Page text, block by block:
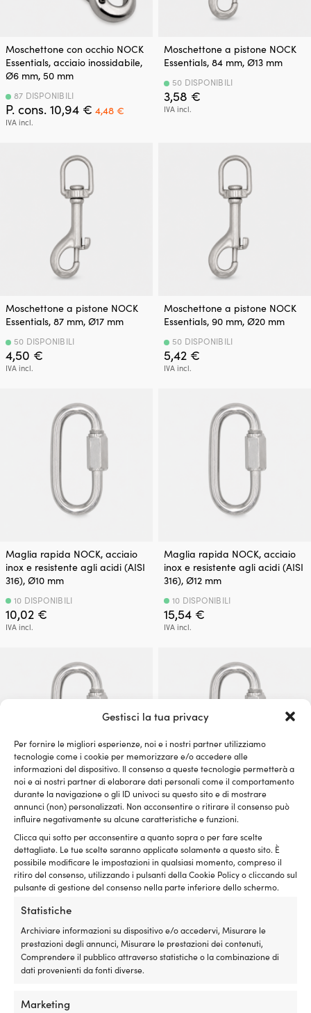
Gestisci la tua privacy
Per fornire le migliori esperienze, noi e i nostri partner utilizziamo
tecnologie come i cookie per memorizzare e/o accedere alle
informazioni del dispositivo. Il consenso a queste tecnologie permetterà a
noi e ai nostri partner di elaborare dati personali come il comportamento
durante la navigazione o gli ID univoci su questo sito e di mostrare
annunci (non) personalizzati. Non acconsentire o ritirare il consenso può
influire negativamente su alcune caratteristiche e funzioni.
Clicca qui sotto per acconsentire a quanto sopra o per fare scelte
dettagliate. Le tue scelte saranno applicate solamente a questo sito. È
possibile modificare le impostazioni in qualsiasi momento, compreso il
ritiro del consenso, utilizzando i pulsanti della Cookie Policy o cliccando sul
pulsante di gestione del consenso nella parte inferiore dello schermo.
Statistiche
Archiviare informazioni su dispositivo e/o accedervi, Misurare le
prestazioni degli annunci, Misurare le prestazioni dei contenuti,
Comprendere il pubblico attraverso statistiche o la combinazione di
dati provenienti da fonti diverse.
Marketing
Moschettone con occhio NOCK
Essentials, acciaio inossidabile,
Ø6 mm, 50 mm
P. cons. 10,94 € Il
prezzo
4,48 €
IVA incl.
87 DISPONIBILI
Moschettone a pistone NOCK
Essentials, 84 mm, Ø13 mm
3,58 €
IVA incl.
50 DISPONIBILI
Moschettone a pistone NOCK
Essentials, 87 mm, Ø17 mm
4,50 €
IVA incl.
50 DISPONIBILI
Moschettone a pistone NOCK
Essentials, 90 mm, Ø20 mm
5,42 €
IVA incl.
50 DISPONIBILI
Maglia rapida NOCK, acciaio
inox e resistente agli acidi (AISI
316), Ø10 mm
10,02 €
IVA incl.
10 DISPONIBILI
Maglia rapida NOCK, acciaio
inox e resistente agli acidi (AISI
316), Ø12 mm
15,54 €
IVA incl.
10 DISPONIBILI
Maglia rapida NOCK, acciaio
inox e resistente agli acidi (AISI
316), Ø6 mm
5,42€
IVA incl.
10 DISPONIBILI
Maglia rapida NOCK, acciaio
inossidabile e resistente agli
acidi (AISI 316), Ø8 mm
5,42€
IVA incl.
10 DISPONIBILI